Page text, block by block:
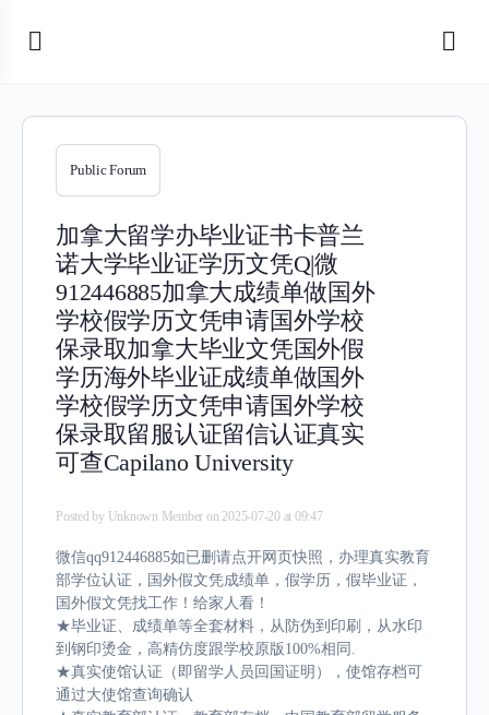
Public Forum
加拿大留学办毕业证书卡普兰
诺大学毕业证学历文凭Q|微
912446885加拿大成绩单做国外
学校假学历文凭申请国外学校
保录取加拿大毕业文凭国外假
学历海外毕业证成绩单做国外
学校假学历文凭申请国外学校
保录取留服认证留信认证真实
可查Capilano University
Posted by Unknown Member on 2025-07-20 at 09:47
微信qq912446885如已删请点开网页快照，办理真实教育
部学位认证，国外假文凭成绩单，假学历，假毕业证，
国外假文凭找工作！给家人看！
★毕业证、成绩单等全套材料，从防伪到印刷，从水印
到钢印烫金，高精仿度跟学校原版100%相同.
★真实使馆认证（即留学人员回国证明），使馆存档可
通过大使馆查询确认